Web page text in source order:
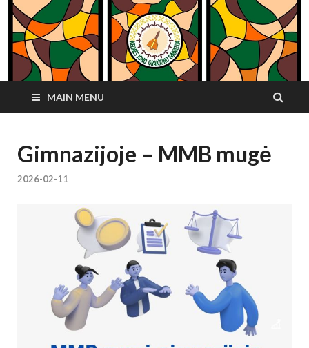
MAIN MENU
Gimnazijoje – MMB mugė
2026-02-11